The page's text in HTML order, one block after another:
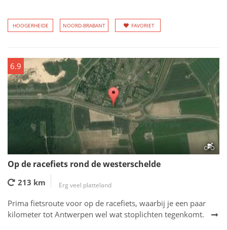
HOOGERHEIDE NOORD-BRABANT FAVORIET
6.9
Op de racefiets rond de westerschelde
213 km Erg veel platteland
Prima fietsroute voor op de racefiets, waarbij je een paar
kilometer tot Antwerpen wel wat stoplichten tegenkomt.